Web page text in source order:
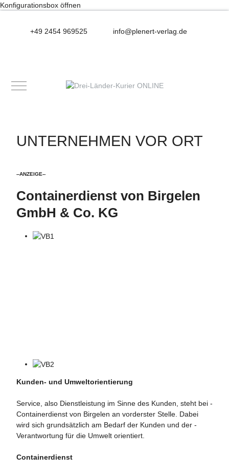
Konfigurationsbox öffnen
+49 2454 969525 info@plenert-verlag.de
Mobile Menu Toggle
UNTERNEHMEN VOR ORT
--ANZEIGE--
Containerdienst von Birgelen
GmbH & Co. KG
Kunden- und Umweltorientierung
Service, also Dienstleistung im Sinne des Kunden, steht bei ­
Containerdienst von Birgelen an vorderster Stelle. Dabei
wird sich grundsätzlich am Bedarf der Kunden und der ­
Verantwortung für die Umwelt ­orientiert.
Containerdienst